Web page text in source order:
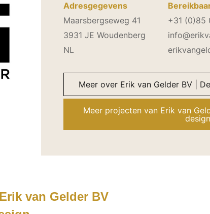
Adresgegevens
Maarsbergseweg 41
3931 JE Woudenberg
NL
+31 (0)85
Meer over Erik van Gelder BV |
Meer projecten van Erik van
design
Erik van Gelder BV